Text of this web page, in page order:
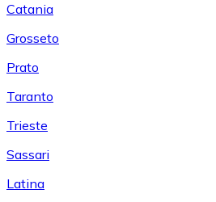
Catania
Grosseto
Prato
Taranto
Trieste
Sassari
Latina